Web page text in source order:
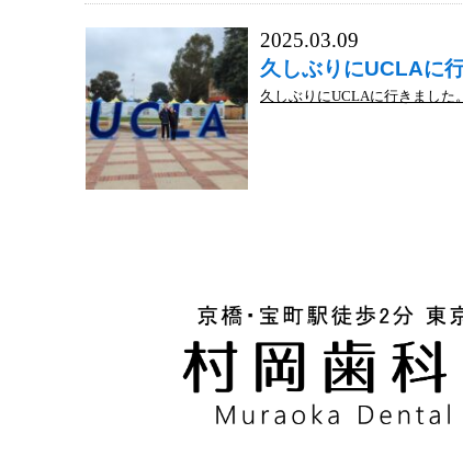
2025.03.09
久しぶりにUCLAに行
久しぶりにUCLAに行きました